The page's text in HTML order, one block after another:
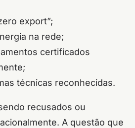
export”;
na rede;
certificados
técnicas reconhecidas.
recusados ou
A questão que